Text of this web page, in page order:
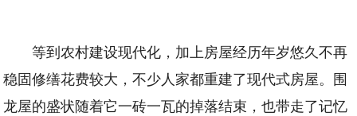
等到农村建设现代化，加上房屋经历年岁悠久不再
稳固修缮花费较大，不少人家都重建了现代式房屋。围
龙屋的盛状随着它一砖一瓦的掉落结束，也带走了记忆